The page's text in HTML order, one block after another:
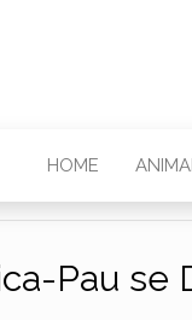
HOME
Pau se